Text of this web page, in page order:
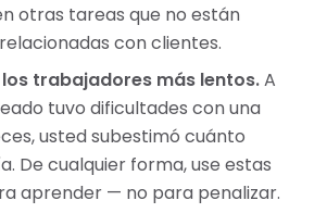
otras tareas que no están
con clientes.
trabajadores más lentos.A
tuvo dificultades con una
usted subestimó cuánto
De cualquier forma, use estas
aprender — no para penalizar.